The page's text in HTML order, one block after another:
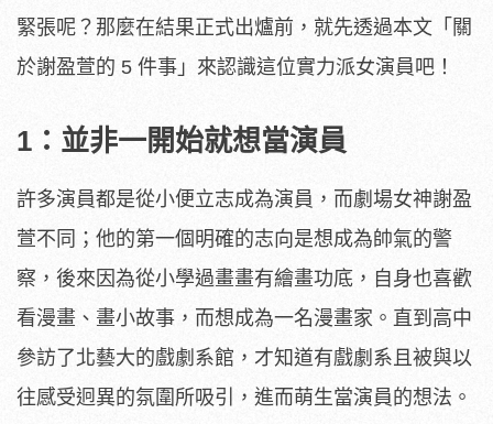
緊張呢？那麼在結果正式出爐前，就先透過本文「關
於謝盈萱的 5 件事」來認識這位實力派女演員吧！
1：並非一開始就想當演員
許多演員都是從小便立志成為演員，而劇場女神謝盈
萱不同；他的第一個明確的志向是想成為帥氣的警
察，後來因為從小學過畫畫有繪畫功底，自身也喜歡
看漫畫、畫小故事，而想成為一名漫畫家。直到高中
參訪了北藝大的戲劇系館，才知道有戲劇系且被與以
往感受迥異的氛圍所吸引，進而萌生當演員的想法。